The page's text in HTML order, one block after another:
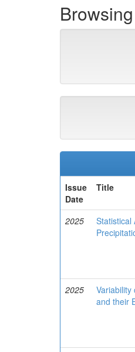
Issue
Date
Title
2025
Statistical
2025
and their